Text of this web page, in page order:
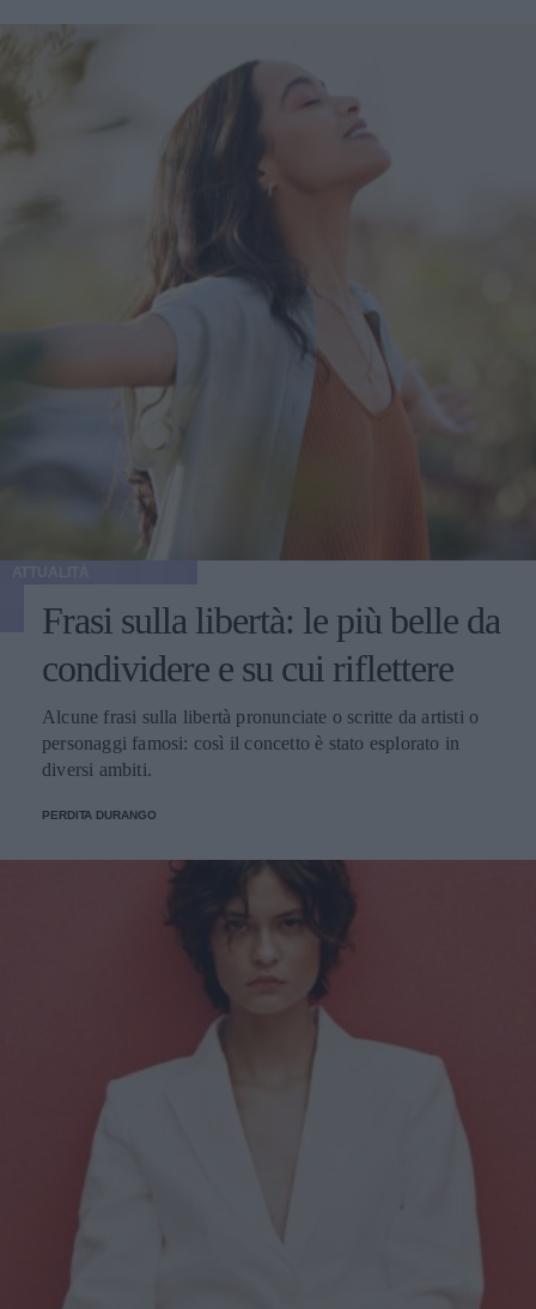
Frasi sulla libertà: le più belle da
condividere e su cui riflettere
Alcune frasi sulla libertà pronunciate o scritte da artisti o
personaggi famosi: così il concetto è stato esplorato in
diversi ambiti.
PERDITA DURANGO